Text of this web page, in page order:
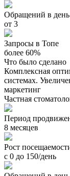
Обращений в день
от 3
Запросы в Топе
более 60%
Что было сделано
Комплексная
системах.
маркетинг
Частная
Период
8 месяцев
Рост
с 0 до 150/день